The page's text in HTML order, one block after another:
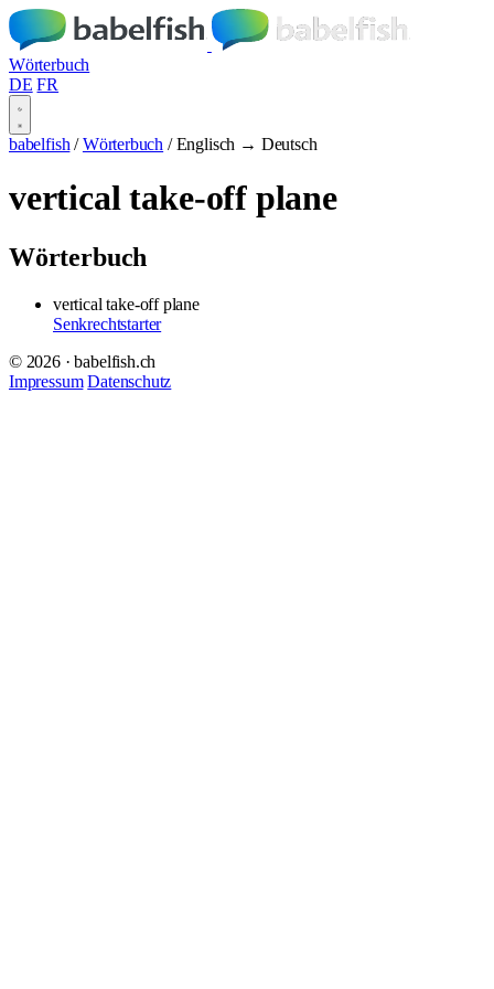
Wörterbuch
DE FR
babelfish / Wörterbuch / Englisch → Deutsch
vertical take-off plane
Wörterbuch
vertical take-off plane
Senkrechtstarter
© 2026 · babelfish.ch
Impressum Datenschutz